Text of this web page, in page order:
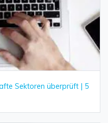
Sektoren überprüft | 5